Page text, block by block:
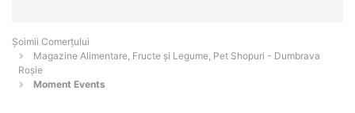
Șoimii Comerțului
Magazine Alimentare, Fructe și Legume, Pet Shopuri - Dumbrava
Roşie
Moment Events